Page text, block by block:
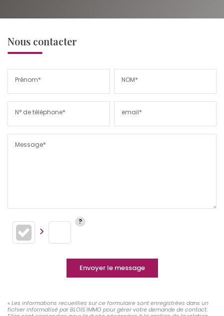
Nous contacter
Prénom* NOM*
N° de téléphone* email*
Message*
Envoyer le message
« Les informations recueillies sur ce formulaire sont enregistrées dans un
fichier informatisé par BLOIS IMMO pour gérer votre demande de contact.